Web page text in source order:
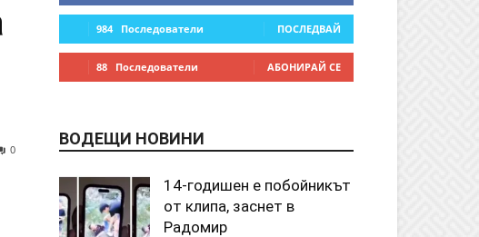
0
984 Последователи ПОСЛЕДВАЙ
88 Последователи АБОНИРАЙ СЕ
ВОДЕЩИ НОВИНИ
14-годишен е побойникът
от клипа, заснет в
Радомир